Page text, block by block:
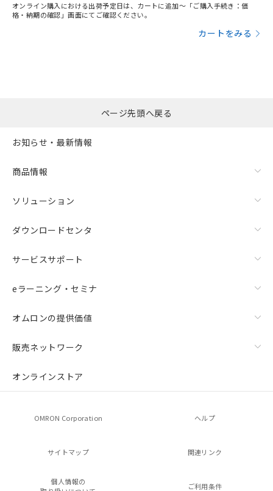
オンライン購入における出荷予定日は、カートに追加～「ご購入手続き：価
格・納期の確認」画面にてご確認ください。
カートをみる
ページ先頭へ戻る
お知らせ・最新情報
商品情報
ソリューション
ダウンロードセンタ
サービスサポート
eラーニング・セミナ
オムロンの提供価値
販売ネットワーク
オンラインストア
OMRON Corporation ヘルプ
サイトマップ 関連リンク
個人情報の
ご利用条件